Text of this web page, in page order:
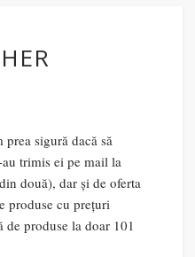
sigură dacă să
trimis ei pe mail la
două), dar și de oferta
produse cu prețuri
produse la doar 101